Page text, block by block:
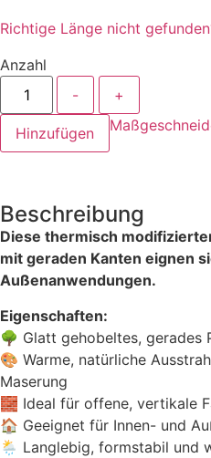
Richtige Länge nicht
Anzahl
-
+
Hinzufügen
Beschreibung
Diese thermisch
mit geraden Kanten eignen
Außenanwendungen.
Eigenschaften:
🌳 Glatt gehobeltes, gerades
🎨 Warme, natürliche
Maserung
🧱 Ideal für offene, vertikale
🏠 Geeignet für Innen- und
🌦️ Langlebig, formstabil und